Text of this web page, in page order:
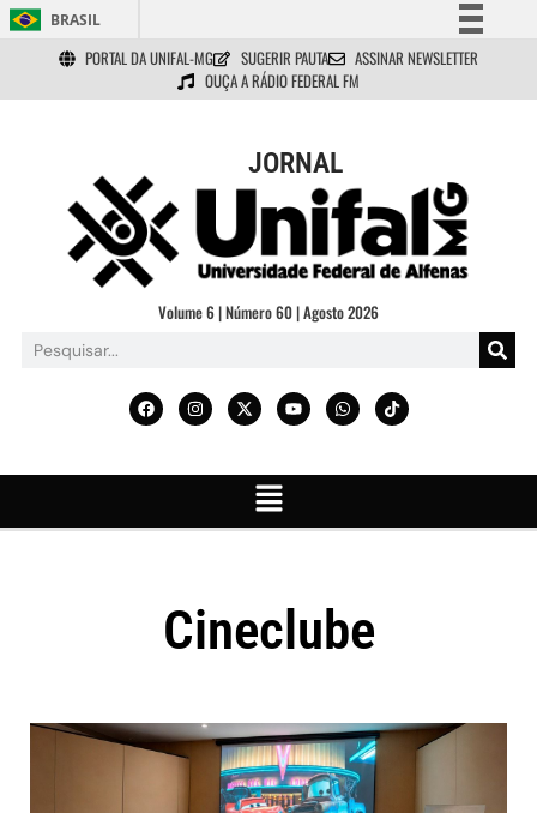
BRASIL
Simplifique!
Comunica BR
Acesso à informação
Legislação
Canais
PORTAL DA UNIFAL-MG SUGERIR PAUTA
ASSINAR NEWSLETTER
OUÇA A RÁDIO FEDERAL FM
JORNAL
Volume 6 | Número 60 | Agosto 2026
Cineclube